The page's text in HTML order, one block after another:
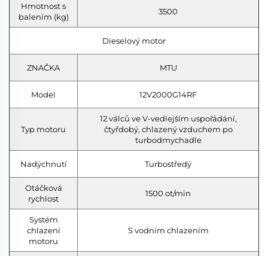
Hmotnost s
balením (kg)
3500
Dieselový motor
ZNAČKA MTU
Model 12V2000G14RF
Typ motoru
12 válců ve V-vedlejším uspořádání,
čtyřdobý, chlazený vzduchem po
turbodmychadle
Nadýchnutí Turbostředý
Otáčková
rychlost
1500 ot/min
Systém
chlazení
motoru
S vodním chlazením